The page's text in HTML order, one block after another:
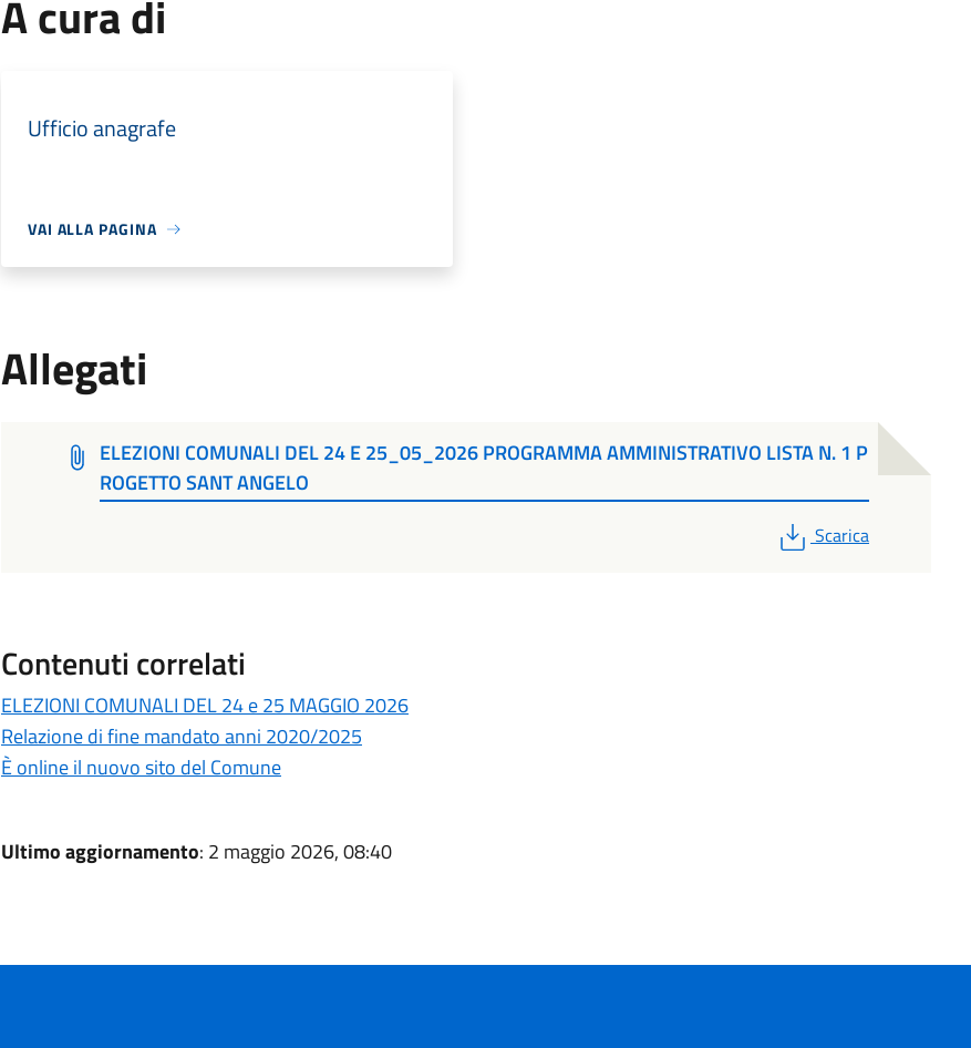
A cura di
Ufficio anagrafe
VAI ALLA PAGINA
Allegati
ELEZIONI COMUNALI DEL 24 E 25_05_2026 PROGRAMMA AMMINISTRATIVO LISTA N. 1 P
ROGETTO SANT ANGELO
PDF
Scarica
Contenuti correlati
ELEZIONI COMUNALI DEL 24 e 25 MAGGIO 2026
Relazione di fine mandato anni 2020/2025
È online il nuovo sito del Comune
Ultimo aggiornamento: 2 maggio 2026, 08:40